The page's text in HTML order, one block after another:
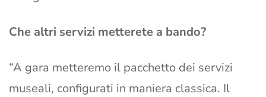
Che altri servizi metterete a bando?
“A gara metteremo il pacchetto dei servizi
museali, configurati in maniera classica. Il